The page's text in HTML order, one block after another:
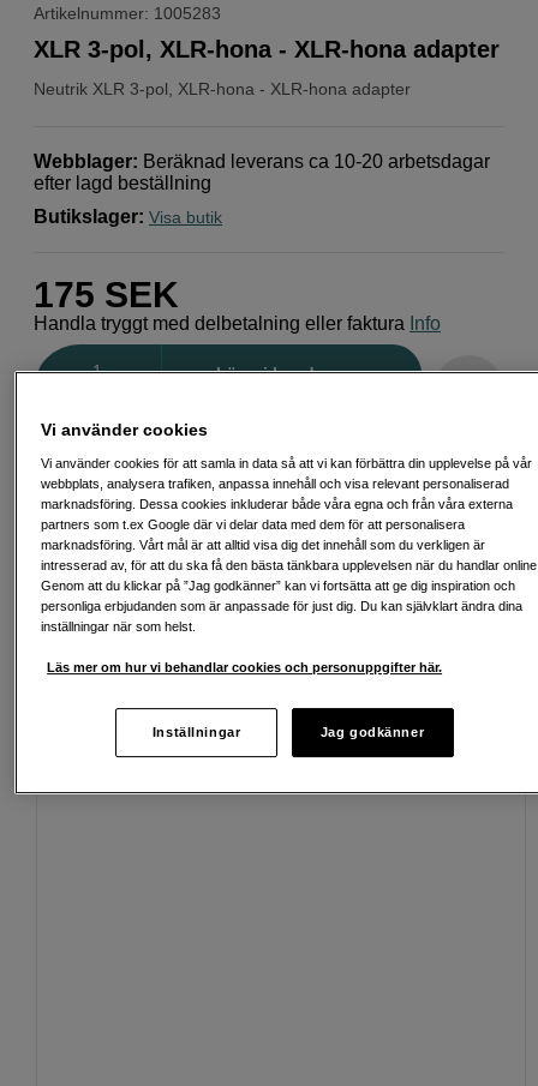
Artikelnummer: 1005283
Neutrik XLR 3-pol, XLR-hona - XLR-hona adapter
XLR 3-pol, XLR-hona - XLR-hona adapter
Webblager: Beräknad leverans ca 10-20 arbetsdagar
efter lagd beställning
Butikslager: Visa butik
175 SEK
Handla tryggt med delbetalning eller faktura Info
Lägg i kundvagn
Fri frakt vid köp över 1 500 kronor
Köp nu och betala inom 30 dagar
Personlig service och expertrådgivning
Passande tillbehör Se fler tillbehör
Vi använder cookies
Vi använder cookies för att samla in data så att vi kan förbättra din upplevelse på vår
webbplats, analysera trafiken, anpassa innehåll och visa relevant personaliserad
marknadsföring. Dessa cookies inkluderar både våra egna och från våra externa
partners som t.ex Google där vi delar data med dem för att personalisera
marknadsföring. Vårt mål är att alltid visa dig det innehåll som du verkligen är
intresserad av, för att du ska få den bästa tänkbara upplevelsen när du handlar
Genom att du klickar på ”Jag godkänner” kan vi fortsätta att ge dig inspiration och
personliga erbjudanden som är anpassade för just dig. Du kan självklart ändra dina
inställningar när som helst.
Läs mer om hur vi behandlar cookies och personuppgifter här.
Inställningar Jag godkänner